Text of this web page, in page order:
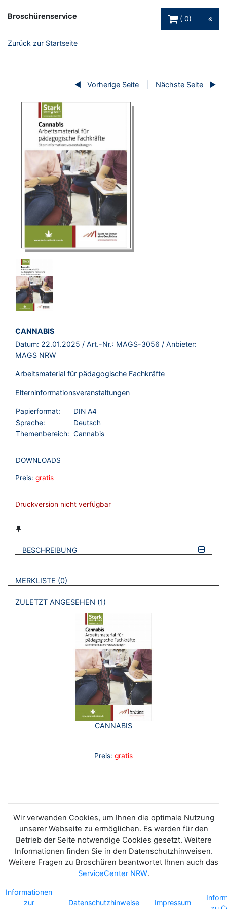
Broschürenservice
0
Zurück zur Startseite
Vorherige Seite Nächste Seite
BROSCHÜRE:
CANNABIS
Datum: 22.01.2025 / Art.-Nr.: MAGS-3056 / Anbieter:
MAGS NRW
Arbeitsmaterial für pädagogische Fachkräfte
Elterninformationsveranstaltungen
Papierformat:
DIN A4
Sprache:
Deutsch
Themenbereich: Cannabis
DOWNLOADS
Preis: gratis
Druckversion nicht verfügbar
BESCHREIBUNG
VERWEISE AUF VERMERKTE- ODER ZULETZT ANGESEHENE
MERKLISTE 0 BROSCHÜREN
ZULETZT ANGESEHEN 1 BROSCHÜREN
CANNABIS
Preis: gratis
Wir verwenden Cookies, um Ihnen die optimale Nutzung
unserer Webseite zu ermöglichen. Es werden für den
Betrieb der Seite notwendige Cookies gesetzt. Weitere
Informationen finden Sie in den Datenschutzhinweisen.
Weitere Fragen zu Broschüren beantwortet Ihnen auch das
ServiceCenter NRW.
Informationen
zur
Datenschutzhinweise Impressum